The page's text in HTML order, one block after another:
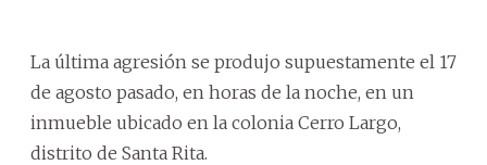
La última agresión se produjo supuestamente el 17
de agosto pasado, en horas de la noche, en un
inmueble ubicado en la colonia Cerro Largo,
distrito de Santa Rita.